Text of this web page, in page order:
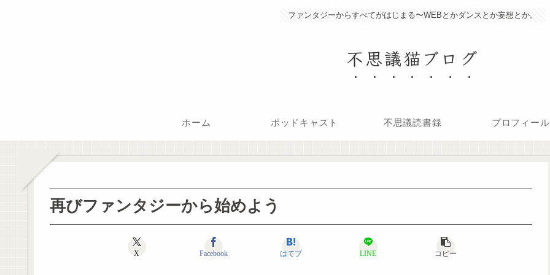
ファンタジーからすべてがはじまる〜WEBとかダンスとか妄想とか。
不思議猫ブログ
ホーム ポッドキャスト 不思議読書録 プロフィール
再びファンタジーから始めよう
X Facebook はてブ LINE コピー